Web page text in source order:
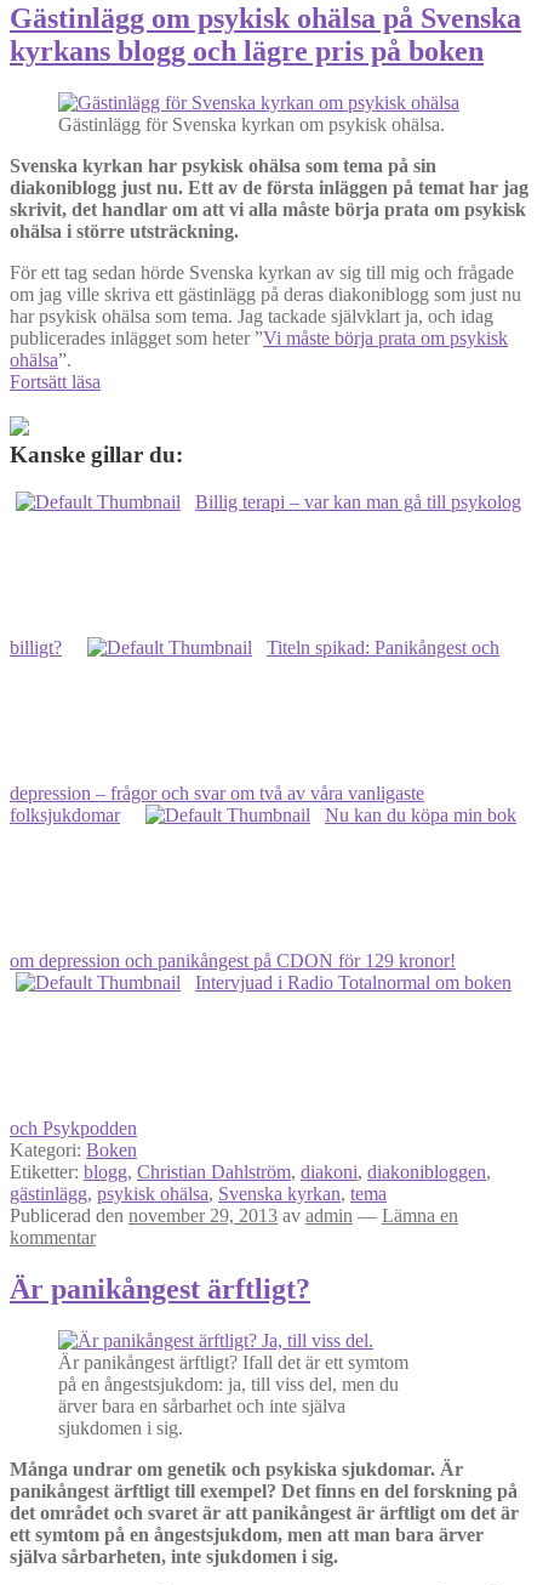
Gästinlägg om psykisk ohälsa på Svenska
kyrkans blogg och lägre pris på boken
Gästinlägg för Svenska kyrkan om psykisk ohälsa.
Svenska kyrkan har psykisk ohälsa som tema på sin
diakoniblogg just nu. Ett av de första inläggen på temat har jag
skrivit, det handlar om att vi alla måste börja prata om psykisk
ohälsa i större utsträckning.
För ett tag sedan hörde Svenska kyrkan av sig till mig och frågade
om jag ville skriva ett gästinlägg på deras diakoniblogg som just nu
har psykisk ohälsa som tema. Jag tackade självklart ja, och idag
publicerades inlägget som heter ”Vi måste börja prata om psykisk
ohälsa”.
Fortsätt läsa
ohälsa
på
kyrkans
boken
Kanske gillar du:
Billig terapi – var kan man gå till psykolog
billigt? Titeln spikad: Panikångest och
depression – frågor och svar om två av våra vanligaste
folksjukdomar
Nu kan du köpa min bok
om depression och panikångest på CDON för 129 kronor!
Intervjuad i Radio Totalnormal om boken
och Psykpodden
Kategori: Boken
Etiketter: blogg, Christian Dahlström, diakoni, diakonibloggen,
gästinlägg, psykisk ohälsa, Svenska kyrkan, tema
Publicerad den november 29, 2013 av admin — Lämna en
kommentar
Är panikångest ärftligt?
Är panikångest ärftligt? Ifall det är ett symtom
på en ångestsjukdom: ja, till viss del, men du
ärver bara en sårbarhet och inte själva
sjukdomen i sig.
Många undrar om genetik och psykiska sjukdomar. Är
panikångest ärftligt till exempel? Det finns en del forskning på
det området och svaret är att panikångest är ärftligt om det är
ett symtom på en ångestsjukdom, men att man bara ärver
själva sårbarheten, inte sjukdomen i sig.